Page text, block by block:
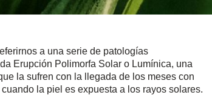
a una serie de patologías
Erupción Polimorfa Solar o Lumínica, una
la sufren con la llegada de los meses con
la piel es expuesta a los rayos solares.